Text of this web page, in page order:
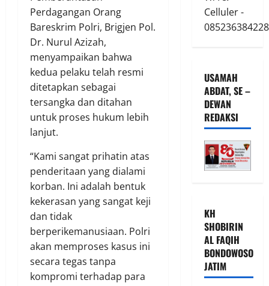
Perdagangan Orang
Bareskrim Polri, Brigjen Pol.
Dr. Nurul Azizah,
menyampaikan bahwa
kedua pelaku telah resmi
ditetapkan sebagai
tersangka dan ditahan
untuk proses hukum lebih
lanjut.
“Kami sangat prihatin atas
penderitaan yang dialami
korban. Ini adalah bentuk
kekerasan yang sangat keji
dan tidak
berperikemanusiaan. Polri
akan memproses kasus ini
secara tegas tanpa
kompromi terhadap para
Celluler -
085236384228
USAMAH
ABDAT, SE –
DEWAN
REDAKSI
KH
SHOBIRIN
AL FAQIH
BONDOWOSO
JATIM